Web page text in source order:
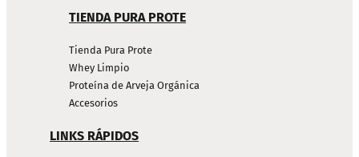
TIENDA PURA PROTE
Tienda Pura Prote
Whey Limpio
Proteína de Arveja Orgánica
Accesorios
LINKS RÁPIDOS